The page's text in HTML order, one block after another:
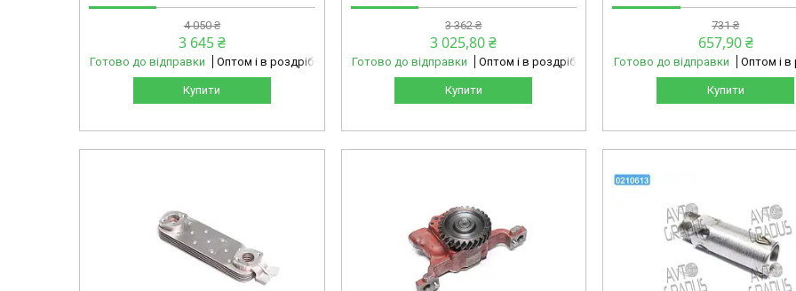
4 050 ₴
3 645 ₴
Готово до відправки Оптом і в роздріб
Купити
3 362 ₴
3 025,80 ₴
Готово до відправки Оптом і в роздріб
Купити
731 ₴
657,90 ₴
Готово до відправки Оптом і в
Купити